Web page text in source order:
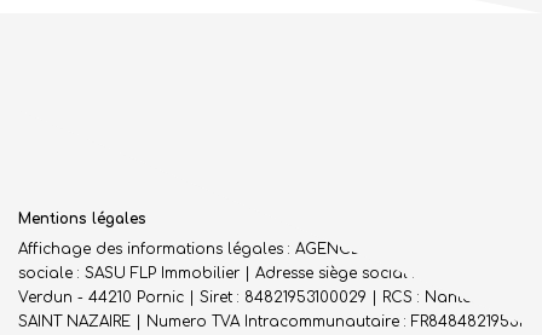
Mentions légales
Affichage des informations légales : AGENCE DES FLOTS | Raison
sociale : SASU FLP Immobilier | Adresse siège social : 1 rue de
Verdun - 44210 Pornic | Siret : 84821953100029 | RCS : Nantes -
SAINT NAZAIRE | Numero TVA Intracommunautaire : FR84848219531